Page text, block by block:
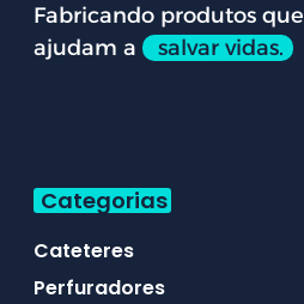
Fabricando produtos que
ajudam a
salvar vidas.
Categorias
Cateteres
Perfuradores